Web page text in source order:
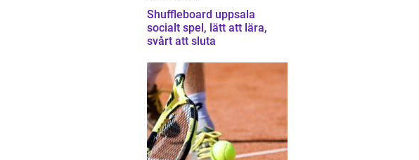
Shuffleboard uppsala
socialt spel, lätt att lära,
svårt att sluta